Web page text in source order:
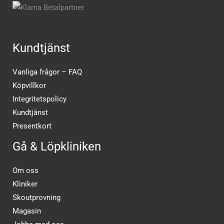
Kundtjänst
Vanliga frågor – FAQ
Köpvillkor
Integritetspolicy
Kundtjänst
Presentkort
Gå & Löpkliniken
Om oss
Kliniker
Skoutprovning
Magasin